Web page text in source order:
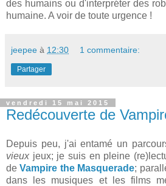
des humains ou d'interpréter des
humaine. A voir de toute urgence !
jeepee à 12:30 1 commentaire:
Partager
vendredi 15 mai 2015
Redécouverte de
Depuis peu, j'ai entamé un
vieux jeux; je suis en pleine
deVampire the Masquerade;
dans les musiques et les films